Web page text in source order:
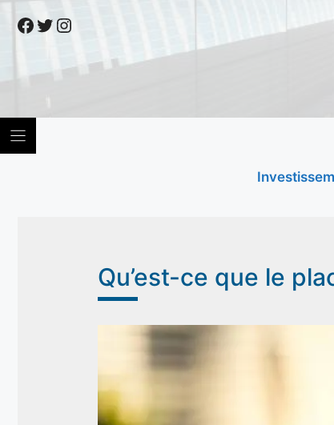
Facebook
Twitter
Instagram
Qu’est-ce que le